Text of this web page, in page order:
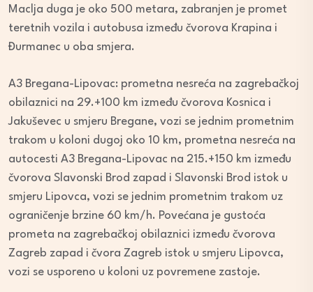
Maclja duga je oko 500 metara, zabranjen je promet
teretnih vozila i autobusa između čvorova Krapina i
Đurmanec u oba smjera.
A3 Bregana-Lipovac: prometna nesreća na zagrebačkoj
obilaznici na 29.+100 km između čvorova Kosnica i
Jakuševec u smjeru Bregane, vozi se jednim prometnim
trakom u koloni dugoj oko 10 km, prometna nesreća na
autocesti A3 Bregana-Lipovac na 215.+150 km između
čvorova Slavonski Brod zapad i Slavonski Brod istok u
smjeru Lipovca, vozi se jednim prometnim trakom uz
ograničenje brzine 60 km/h. Povećana je gustoća
prometa na zagrebačkoj obilaznici između čvorova
Zagreb zapad i čvora Zagreb istok u smjeru Lipovca,
vozi se usporeno u koloni uz povremene zastoje.